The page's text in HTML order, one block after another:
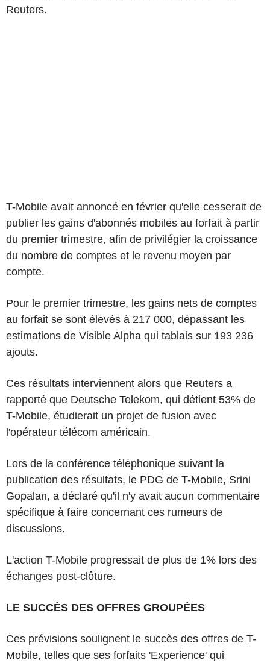
Reuters.
T-Mobile avait annoncé en février qu'elle cesserait de
publier les gains d'abonnés mobiles au forfait à partir
du premier trimestre, afin de privilégier la croissance
du nombre de comptes et le revenu moyen par
compte.
Pour le premier trimestre, les gains nets de comptes
au forfait se sont élevés à 217 000, dépassant les
estimations de Visible Alpha qui tablais sur 193 236
ajouts.
Ces résultats interviennent alors que Reuters a
rapporté que Deutsche Telekom, qui détient 53% de
T-Mobile, étudierait un projet de fusion avec
l'opérateur télécom américain.
Lors de la conférence téléphonique suivant la
publication des résultats, le PDG de T-Mobile, Srini
Gopalan, a déclaré qu'il n'y avait aucun commentaire
spécifique à faire concernant ces rumeurs de
discussions.
L'action T-Mobile progressait de plus de 1% lors des
échanges post-clôture.
LE SUCCÈS DES OFFRES GROUPÉES
Ces prévisions soulignent le succès des offres de T-
Mobile, telles que ses forfaits 'Experience' qui